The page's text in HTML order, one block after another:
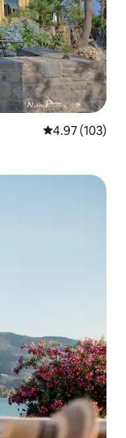
平均评分 4.97
4.97 (103)